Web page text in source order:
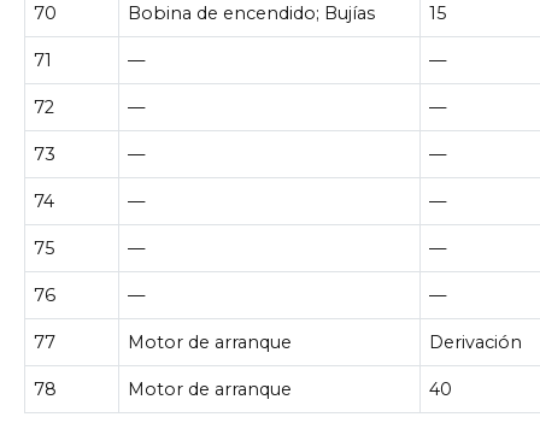
70 Bobina de encendido; Bujías 15
71 — —
72 — —
73 — —
74 — —
75 — —
76 — —
77 Motor de arranque Derivación
78 Motor de arranque 40